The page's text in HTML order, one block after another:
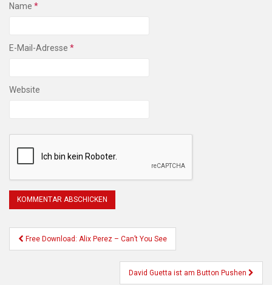
Name *
E-Mail-Adresse *
Website
Beitragsnavigation
Free Download: Alix Perez – Can’t You See
David Guetta ist am Button Pushen